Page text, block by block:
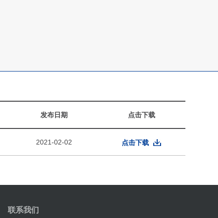
发布日期 点击下载
2021-02-02 点击下载
联系我们